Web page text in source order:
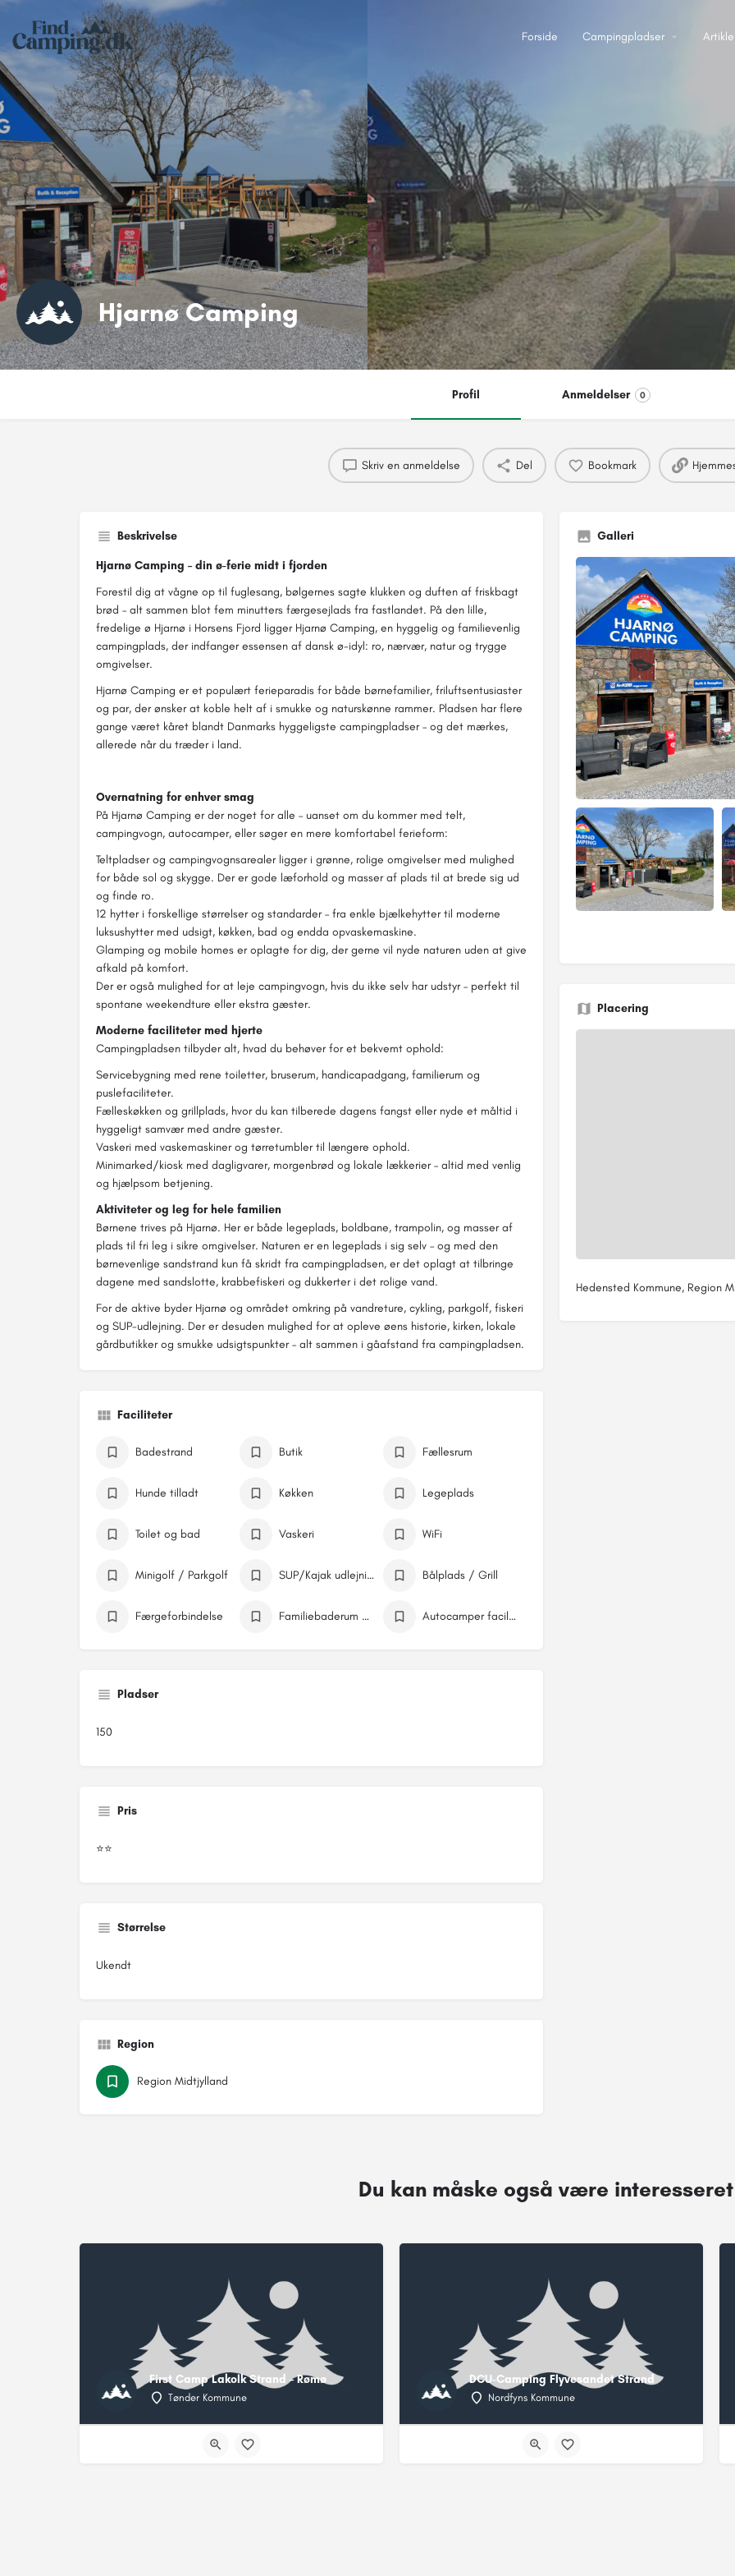
Forside Campingpladser
Hjarnø Camping
Profil Anmeldelser 0
Skriv en anmeldelse Del Bookmark
Beskrivelse
Hjarnø Camping – din ø-ferie midt i fjorden
Forestil dig at vågne op til fuglesang, bølgernes sagte klukken og duften af friskbagt
brød – alt sammen blot fem minutters færgesejlads fra fastlandet. På den lille,
fredelige ø Hjarnø i Horsens Fjord ligger Hjarnø Camping, en hyggelig og familievenlig
campingplads, der indfanger essensen af dansk ø-idyl: ro, nærvær, natur og trygge
omgivelser.
Hjarnø Camping er et populært ferieparadis for både børnefamilier, friluftsentusiaster
og par, der ønsker at koble helt af i smukke og naturskønne rammer. Pladsen har flere
gange været kåret blandt Danmarks hyggeligste campingpladser – og det mærkes,
allerede når du træder i land.
Overnatning for enhver smag
På Hjarnø Camping er der noget for alle – uanset om du kommer med telt,
campingvogn, autocamper, eller søger en mere komfortabel ferieform:
Teltpladser og campingvognsarealer ligger i grønne, rolige omgivelser med mulighed
for både sol og skygge. Der er gode læforhold og masser af plads til at brede sig ud
og finde ro.
12 hytter i forskellige størrelser og standarder – fra enkle bjælkehytter til moderne
luksushytter med udsigt, køkken, bad og endda opvaskemaskine.
Glamping og mobile homes er oplagte for dig, der gerne vil nyde naturen uden at give
afkald på komfort.
Der er også mulighed for at leje campingvogn, hvis du ikke selv har udstyr – perfekt til
spontane weekendture eller ekstra gæster.
Moderne faciliteter med hjerte
Campingpladsen tilbyder alt, hvad du behøver for et bekvemt ophold:
Servicebygning med rene toiletter, bruserum, handicapadgang, familierum og
puslefaciliteter.
Fælleskøkken og grillplads, hvor du kan tilberede dagens fangst eller nyde et måltid i
hyggeligt samvær med andre gæster.
Vaskeri med vaskemaskiner og tørretumbler til længere ophold.
Minimarked/kiosk med dagligvarer, morgenbrød og lokale lækkerier – altid med venlig
og hjælpsom betjening.
Aktiviteter og leg for hele familien
Børnene trives på Hjarnø. Her er både legeplads, boldbane, trampolin, og masser af
plads til fri leg i sikre omgivelser. Naturen er en legeplads i sig selv – og med den
børnevenlige sandstrand kun få skridt fra campingpladsen, er det oplagt at tilbringe
dagene med sandslotte, krabbefiskeri og dukkerter i det rolige vand.
For de aktive byder Hjarnø og området omkring på vandreture, cykling, parkgolf, fiskeri
og SUP-udlejning. Der er desuden mulighed for at opleve øens historie, kirken, lokale
gårdbutikker og smukke udsigtspunkter – alt sammen i gåafstand fra campingpladsen.
Faciliteter
Badestrand Butik Fællesrum
Hunde tilladt Køkken Legeplads
Toilet og bad Vaskeri WiFi
Minigolf / Parkgolf SUP/Kajak udlejning Bålplads / Grill
Færgeforbindelse Familiebaderum / Handicapfaciliteter Autocamper faciliteter
Pladser
150
Pris
⭐⭐
Størrelse
Ukendt
Region
Region Midtjylland
Galleri
Placering
Hedensted Kommune, Region
Du kan måske også være
First Camp Lakolk Strand – Rømø
Tønder Kommune
DCU-Camping Flyvesandet Strand
Nordfyns Kommune